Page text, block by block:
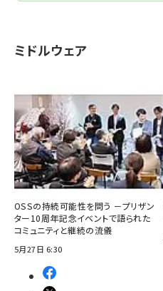
ミドルウェア
OSSの持続可能性を問う －プリザン
ター10周年記念イベントで語られた
コミュニティと継続の流儀
5月27日 6:30